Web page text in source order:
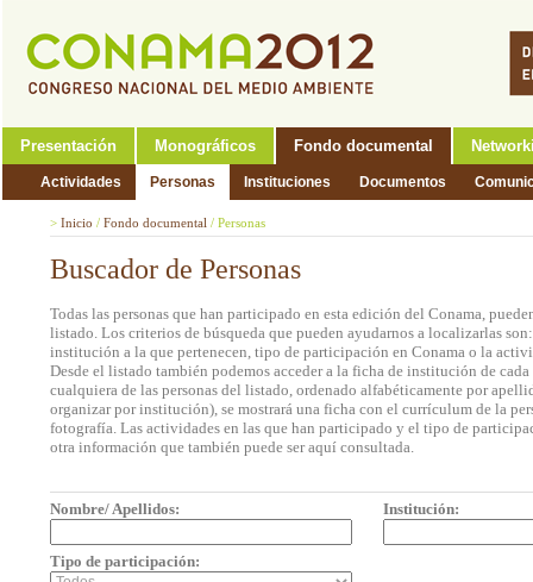
Presentación Monográficos Fondo documental
Actividades Personas Instituciones Documentos
> Inicio / Fondo documental / Personas
Buscador de Personas
Todas las personas que han participado en esta edición del Conama,
listado. Los criterios de búsqueda que pueden ayudarnos a localizarlas
institución a la que pertenecen, tipo de participación en Conama o la
Desde el listado también podemos acceder a la ficha de institución de
cualquiera de las personas del listado, ordenado alfabéticamente por
organizar por institución), se mostrará una ficha con el currículum de la
fotografía. Las actividades en las que han participado y el tipo de
otra información que también puede ser aquí consultada.
Nombre/ Apellidos: Institución:
Tipo de participación: